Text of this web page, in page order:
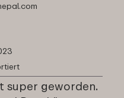
super geworden.